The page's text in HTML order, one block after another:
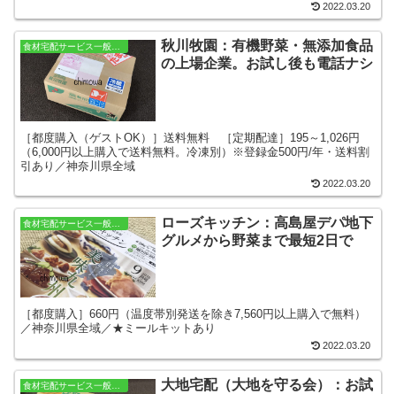
2022.03.20
秋川牧園：有機野菜・無添加食品
の上場企業。お試し後も電話ナシ
［都度購入（ゲストOK）］送料無料 ［定期配達］195～1,026円
（6,000円以上購入で送料無料。冷凍別）※登録金500円/年・送料割
引あり／神奈川県全域
2022.03.20
ローズキッチン：高島屋デパ地下
グルメから野菜まで最短2日で
［都度購入］660円（温度帯別発送を除き7,560円以上購入で無料）
／神奈川県全域／★ミールキットあり
2022.03.20
食材宅配サービス一般をさがす
大地宅配（大地を守る会）：お試